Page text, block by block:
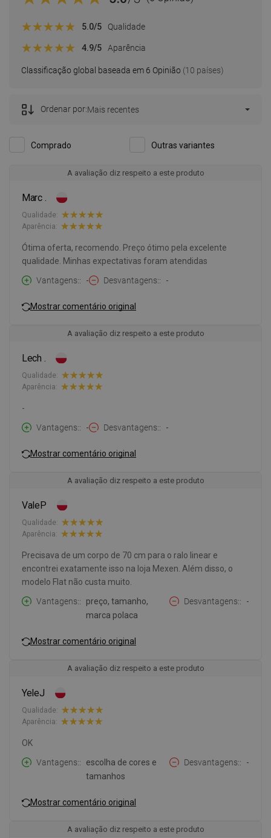
Classificação global baseada em 6 Opinião (10 países)
5.0/5 Qualidade
4.9/5 Aparência
Comprado Outras variantes
Ordenar por:Mais recentes
A avaliação diz respeito a este produto
Marc .
Qualidade:
Aparência:
Ótima oferta, recomendo. Preço ótimo pela excelente
qualidade. Minhas expectativas foram atendidas
Vantagens:
- Desvantagens: -
Mostrar comentário original
A avaliação diz respeito a este produto
Lech .
Qualidade:
Aparência:
-
Vantagens:
- Desvantagens: -
Mostrar comentário original
A avaliação diz respeito a este produto
ValeP
Qualidade:
Aparência:
Precisava de um corpo de 70 cm para o ralo linear e
encontrei exatamente isso na loja Mexen. Além disso, o
modelo Flat não custa muito.
Vantagens:
preço, tamanho,
marca polaca
Desvantagens: -
Mostrar comentário original
A avaliação diz respeito a este produto
YeleJ
Qualidade:
Aparência:
OK
Vantagens:
escolha de cores e
tamanhos
Desvantagens: -
Mostrar comentário original
A avaliação diz respeito a este produto